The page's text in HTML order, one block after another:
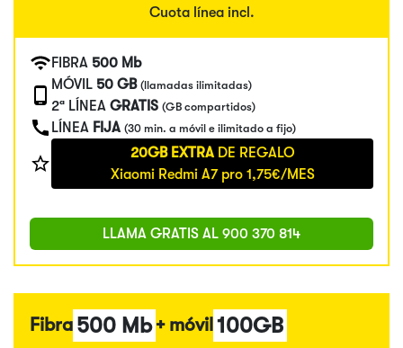
Cuota línea incl.
FIBRA 500 Mb
MÓVIL 50 GB (llamadas ilimitadas)
2ª LÍNEA GRATIS (GB compartidos)
LÍNEA FIJA (30 min. a móvil e ilimitado a fijo)
20GB EXTRADE REGALO
Xiaomi Redmi A7 pro 1,75€/MES
LLAMA GRATIS AL 900 370 814
Fibra 500 Mb + móvil 100GB